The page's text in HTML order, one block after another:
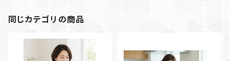
同じカテゴリの商品